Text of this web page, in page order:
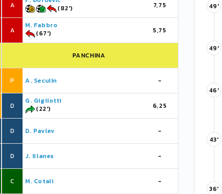
A
(82')
7,75
A
M. Fabbro
(67')
5,75
PANCHINA
P A. Seculin -
D
G. Gigliotti
(22')
6,25
D D. Pavlev -
D J. Illanes -
C M. Cotali -
49'
49'
46'
43'
36'